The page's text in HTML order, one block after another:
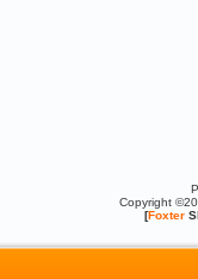
Copyright
[Foxter